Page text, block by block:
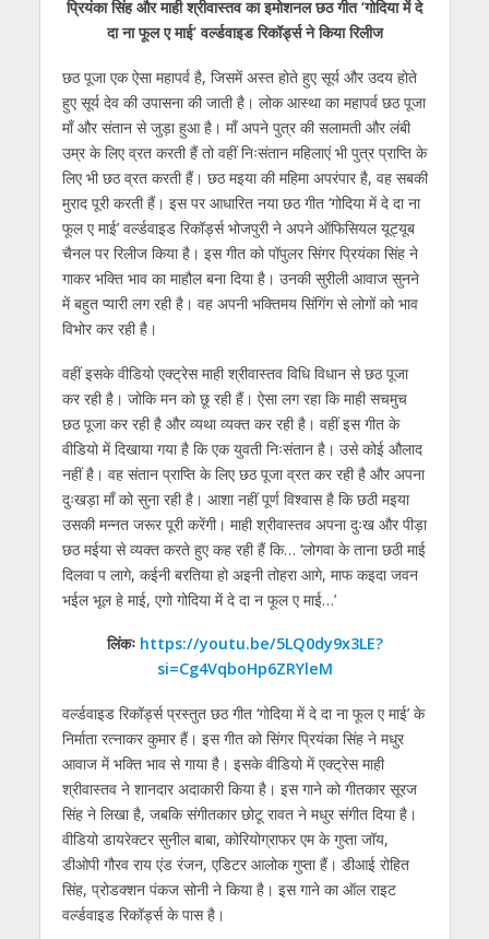
at
A
p
p
e
o
o
k
itt
er
e
gr
a
m
ss
e
n
g
er
k
e
dI
n
ai ar
e
प्रियंका सिंह और माही श्रीवास्तव का इमोशनल छठ गीत ‘गोदिया में दे
दा ना फूल ए माई’ वर्ल्डवाइड रिकॉर्ड्स ने किया रिलीज
छठ पूजा एक ऐसा महापर्व है, जिसमें अस्त होते हुए सूर्य और उदय होते
हुए सूर्य देव की उपासना की जाती है। लोक आस्था का महापर्व छठ पूजा
माँ और संतान से जुड़ा हुआ है। माँ अपने पुत्र की सलामती और लंबी
उम्र के लिए व्रत करती हैं तो वहीं निःसंतान महिलाएं भी पुत्र प्राप्ति के
लिए भी छठ व्रत करती हैं। छठ मइया की महिमा अपरंपार है, वह सबकी
मुराद पूरी करती हैं। इस पर आधारित नया छठ गीत ‘गोदिया में दे दा ना
फूल ए माई’ वर्ल्डवाइड रिकॉर्ड्स भोजपुरी ने अपने ऑफिसियल यूट्यूब
चैनल पर रिलीज किया है। इस गीत को पॉपुलर सिंगर प्रियंका सिंह ने
गाकर भक्ति भाव का माहौल बना दिया है। उनकी सुरीली आवाज सुनने
में बहुत प्यारी लग रही है। वह अपनी भक्तिमय सिंगिंग से लोगों को भाव
विभोर कर रही है।
वहीं इसके वीडियो एक्ट्रेस माही श्रीवास्तव विधि विधान से छठ पूजा
कर रही है। जोकि मन को छू रही हैं। ऐसा लग रहा कि माही सचमुच
छठ पूजा कर रही है और व्यथा व्यक्त कर रही है। वहीं इस गीत के
वीडियो में दिखाया गया है कि एक युवती निःसंतान है। उसे कोई औलाद
नहीं है। वह संतान प्राप्ति के लिए छठ पूजा व्रत कर रही है और अपना
दुःखड़ा माँ को सुना रही है। आशा नहीं पूर्ण विश्वास है कि छठी मइया
उसकी मन्नत जरूर पूरी करेंगी। माही श्रीवास्तव अपना दुःख और पीड़ा
छठ मईया से व्यक्त करते हुए कह रही हैं कि… ‘लोगवा के ताना छठी माई
दिलवा प लागे, कईनी बरतिया हो अइनी तोहरा आगे, माफ कइदा जवन
भईल भूल हे माई, एगो गोदिया में दे दा न फूल ए माई…’
लिंकः https://youtu.be/5LQ0dy9x3LE?
si=Cg4VqboHp6ZRYleM
वर्ल्डवाइड रिकॉर्ड्स प्रस्तुत छठ गीत ‘गोदिया में दे दा ना फूल ए माई’ के
निर्माता रत्नाकर कुमार हैं। इस गीत को सिंगर प्रियंका सिंह ने मधुर
आवाज में भक्ति भाव से गाया है। इसके वीडियो में एक्ट्रेस माही
श्रीवास्तव ने शानदार अदाकारी किया है। इस गाने को गीतकार सूरज
सिंह ने लिखा है, जबकि संगीतकार छोटू रावत ने मधुर संगीत दिया है।
वीडियो डायरेक्टर सुनील बाबा, कोरियोग्राफर एम के गुप्ता जॉय,
डीओपी गौरव राय एंड रंजन, एडिटर आलोक गुप्ता हैं। डीआई रोहित
सिंह, प्रोडक्शन पंकज सोनी ने किया है। इस गाने का ऑल राइट
वर्ल्डवाइड रिकॉर्ड्स के पास है।